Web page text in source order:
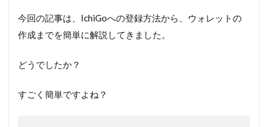
今回の記事は、IchiGoへの登録方法から、ウォレットの
作成までを簡単に解説してきました。
どうでしたか？
すごく簡単ですよね？